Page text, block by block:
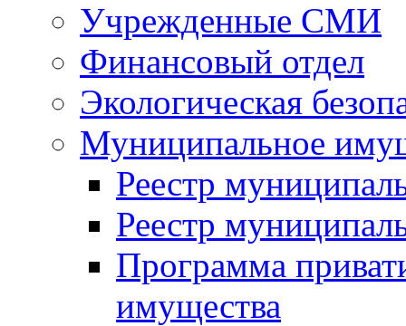
Учрежденные СМИ
Финансовый отдел
Экологическая
Муниципальное
Реестр
Реестр
Программа
имущества